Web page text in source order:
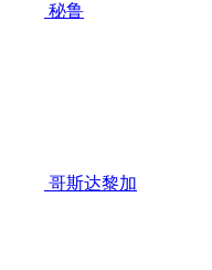
秘鲁
哥斯达黎加